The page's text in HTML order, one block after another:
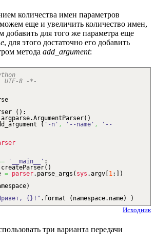
количества имен параметров
еще и увеличить количество имен,
для того же параметра еще
, для этого достаточно его добавить
метода add_argument:
8 -*-
( ) :
argparse.ArgumentParser( )
( '-n' , '--name' ,
'--
'__main__' :
createParser( )
= parser. parse_args ( sys .argv 1:
)
)
{}!" . format ( namespace. name) )
Исходник
три варианта передачи